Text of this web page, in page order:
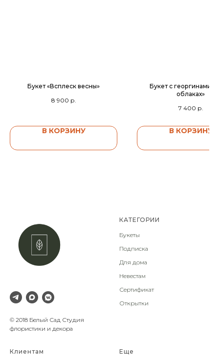
Букет «Всплеск весны»
8 900 р.
В КОРЗИНУ
Букет с георгинами
облаках»
7 400 р.
В КОРЗИНУ
© 2018 Белый Сад Студия
флористики и декора
КАТЕГОРИИ
Букеты
Подписка
Для дома
Невестам
Сертификат
Открытки
Клиентам Еще